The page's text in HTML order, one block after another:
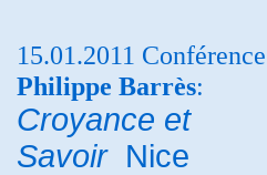
15.01.2011 Conférence
Philippe Barrès:
Croyance et
Savoir Nice